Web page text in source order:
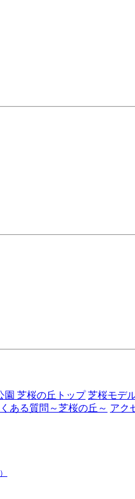
園 芝桜の丘トップ 芝桜モデ
ある質問～芝桜の丘～ アク